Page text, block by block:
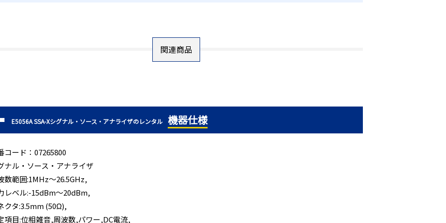
関連商品
E5056A SSA-Xシグナル・ソース・アナライザのレンタル 機器仕様
コード：07265800
ナル・ソース・アナライザ
数範囲:1MHz～26.5GHz,
レベル:-15dBm～20dBm,
クタ:3.5mm (50Ω),
項目:位相雑音,周波数,パワー,DC電流,